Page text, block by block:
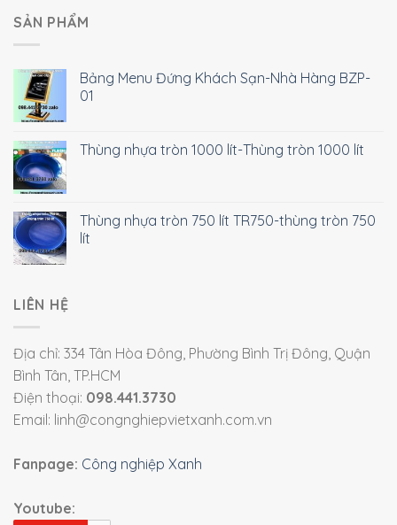
SẢN PHẨM
Bảng Menu Đứng Khách Sạn-Nhà Hàng BZP-
01
Thùng nhựa tròn 1000 lít-Thùng tròn 1000 lít
Thùng nhựa tròn 750 lít TR750-thùng tròn 750
lít
LIÊN HỆ
Địa chỉ: 334 Tân Hòa Đông, Phường Bình Trị Đông, Quận
Bình Tân, TP.HCM
Điện thoại: 098.441.3730
Email: linh@congnghiepvietxanh.com.vn
Fanpage: Công nghiệp Xanh
Youtube: